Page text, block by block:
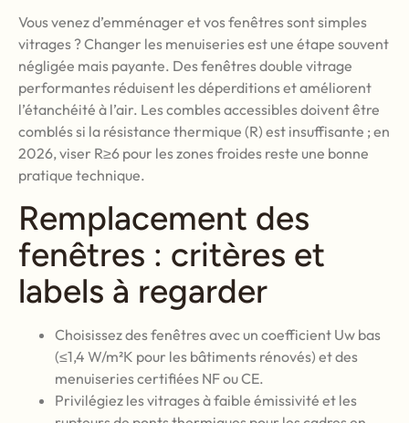
Vous venez d’emménager et vos fenêtres sont simples
vitrages ? Changer les menuiseries est une étape souvent
négligée mais payante. Des fenêtres double vitrage
performantes réduisent les déperditions et améliorent
l’étanchéité à l’air. Les combles accessibles doivent être
comblés si la résistance thermique (R) est insuffisante ; en
2026, viser R≥6 pour les zones froides reste une bonne
pratique technique.
Remplacement des
fenêtres : critères et
labels à regarder
Choisissez des fenêtres avec un coefficient Uw bas
(≤1,4 W/m²K pour les bâtiments rénovés) et des
menuiseries certifiées NF ou CE.
Privilégiez les vitrages à faible émissivité et les